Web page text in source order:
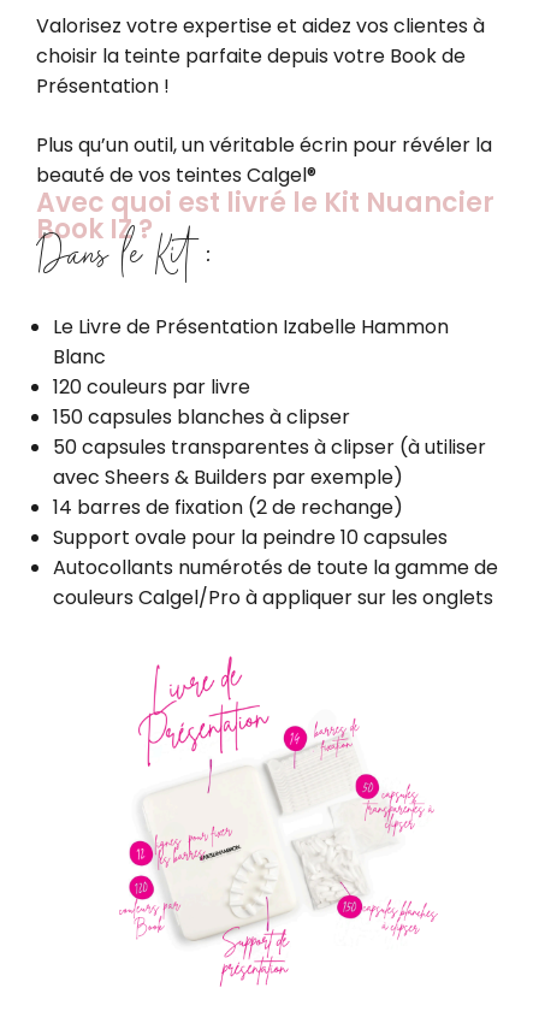
Valorisez votre expertise et aidez vos clientes à
choisir la teinte parfaite depuis votre Book de
Présentation !
Plus qu’un outil, un véritable écrin pour révéler la
beauté de vos teintes Calgel®
Avec quoi est livré le Kit Nuancier
Book IZ ?
Dans le Kit :
Le Livre de Présentation Izabelle Hammon
Blanc
120 couleurs par livre
150 capsules blanches à clipser
50 capsules transparentes à clipser (à utiliser
avec Sheers & Builders par exemple)
14 barres de fixation (2 de rechange)
Support ovale pour la peindre 10 capsules
Autocollants numérotés de toute la gamme de
couleurs Calgel/Pro à appliquer sur les onglets